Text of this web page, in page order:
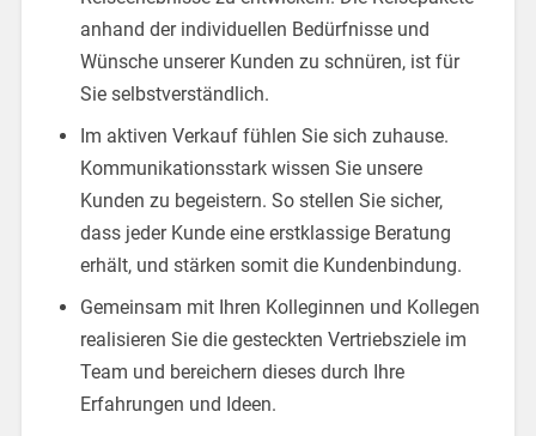
anhand der individuellen Bedürfnisse und
Wünsche unserer Kunden zu schnüren, ist für
Sie selbstverständlich.
Im aktiven Verkauf fühlen Sie sich zuhause.
Kommunikationsstark wissen Sie unsere
Kunden zu begeistern. So stellen Sie sicher,
dass jeder Kunde eine erstklassige Beratung
erhält, und stärken somit die Kundenbindung.
Gemeinsam mit Ihren Kolleginnen und Kollegen
realisieren Sie die gesteckten Vertriebsziele im
Team und bereichern dieses durch Ihre
Erfahrungen und Ideen.